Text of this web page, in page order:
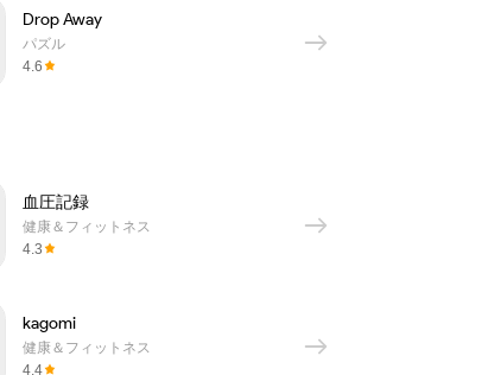
Drop Away
パズル
4.6
血圧記録
健康＆フィットネス
4.3
kagomi
健康＆フィットネス
4.4